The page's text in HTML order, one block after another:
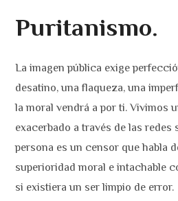
Puritanismo.
La imagen pública exige
desatino, una flaqueza, una
la moral vendrá a por ti. Vivimos
exacerbado a través de las redes
persona es un censor que habla
superioridad moral e intachable
si existiera un ser limpio de error.